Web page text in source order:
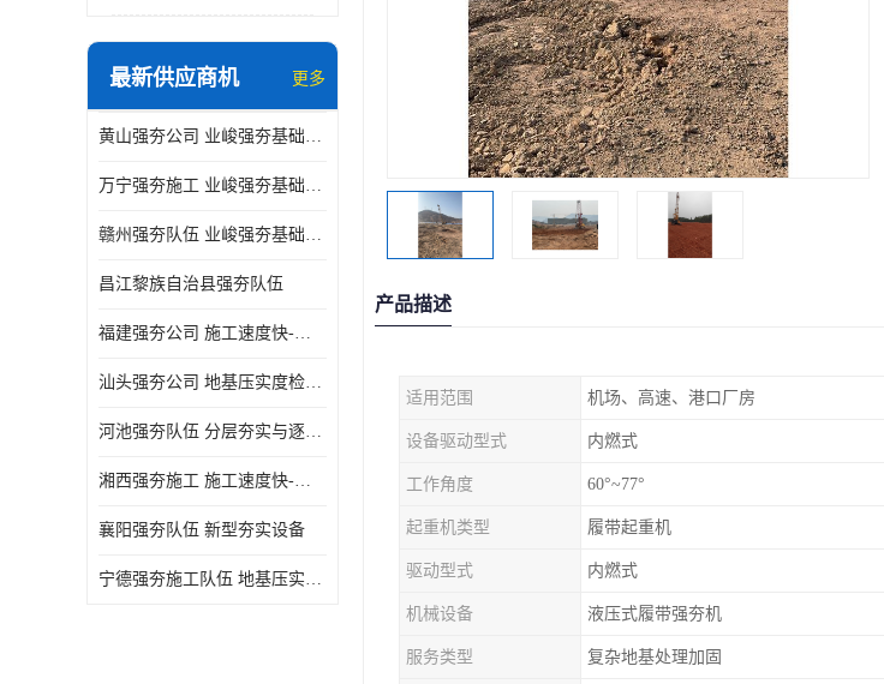
最新供应商机 更多
黄山强夯公司 业峻强夯基础工程
万宁强夯施工 业峻强夯基础工程
赣州强夯队伍 业峻强夯基础工程
昌江黎族自治县强夯队伍
福建强夯公司 施工速度快-施耐用性强
汕头强夯公司 地基压实度检测方法与标准
河池强夯队伍 分层夯实与逐层检测技术
湘西强夯施工 施工速度快-施耐用性强
襄阳强夯队伍 新型夯实设备
宁德强夯施工队伍 地基压实度检测方法与标准
产品描述
适用范围 机场、高速、港口厂房
设备驱动型式 内燃式
工作角度 60°~77°
起重机类型 履带起重机
驱动型式 内燃式
机械设备 液压式履带强夯机
服务类型 复杂地基处理加固